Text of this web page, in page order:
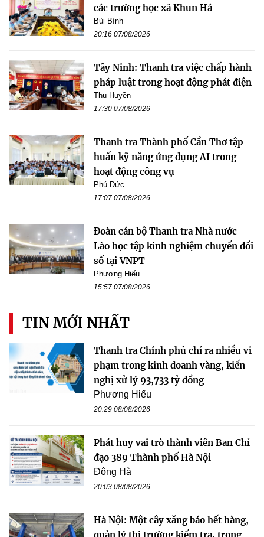
các trường học xã Khun Há
Bùi Bình
20:16 07/08/2026
Tây Ninh: Thanh tra việc chấp hành
pháp luật trong hoạt động phát điện
Thu Huyền
17:30 07/08/2026
Thanh tra Thành phố Cần Thơ tập
huấn kỹ năng ứng dụng AI trong
hoạt động công vụ
Phú Đức
17:07 07/08/2026
Đoàn cán bộ Thanh tra Nhà nước
Lào học tập kinh nghiệm chuyển đổi
số tại VNPT
Phương Hiếu
15:57 07/08/2026
TIN MỚI NHẤT
Thanh tra Chính phủ chỉ ra nhiều vi
phạm trong kinh doanh vàng, kiến
nghị xử lý 93,733 tỷ đồng
Phương Hiếu
20:29 08/08/2026
Phát huy vai trò thành viên Ban Chỉ
đạo 389 Thành phố Hà Nội
Đông Hà
20:03 08/08/2026
Hà Nội: Một cây xăng báo hết hàng,